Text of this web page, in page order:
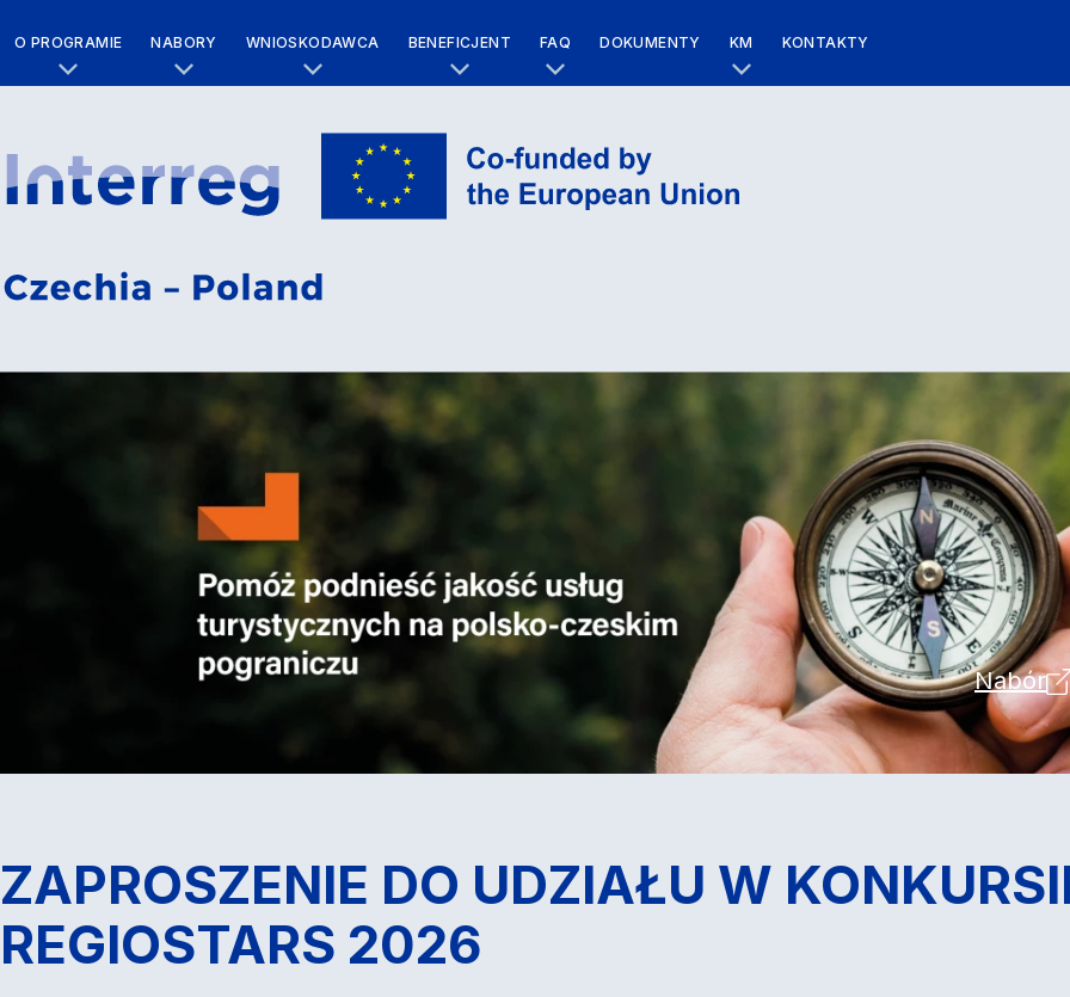
O PROGRAMIE NABORY WNIOSKODAWCA BENEFICJENT FAQ DOKUMENTY KM KONTAKTY
Nabór
ZAPROSZENIE DO UDZIAŁU W
REGIOSTARS 2026